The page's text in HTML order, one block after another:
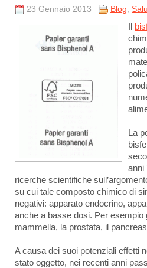
23 Gennaio 2013 Blog,
La
anni
ricerche scientifiche
su cui tale composto chimico di
negativi: apparato endocrino,
anche a basse dosi. Per esempio
mammella, la prostata, il
A causa dei suoi potenziali effetti
stato oggetto, nei recenti anni